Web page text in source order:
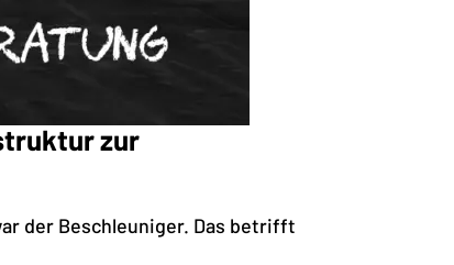
zur
der Beschleuniger. Das betrifft